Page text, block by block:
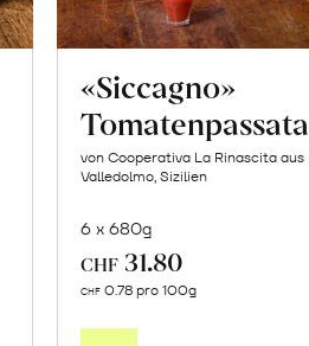
«Siccagno»
Tomatenpassata
von Cooperativa La Rinascita aus
Valledolmo, Sizilien
6 x 680g
CHF 31.80
CHF 0.78 pro 100g